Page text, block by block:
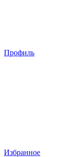
Профиль
Избранное